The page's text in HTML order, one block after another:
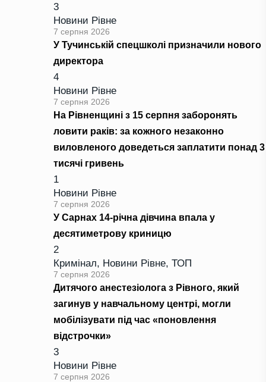
3
Новини Рівне
7 серпня 2026
У Тучинській спецшколі призначили нового
директора
4
Новини Рівне
7 серпня 2026
На Рівненщині з 15 серпня заборонять
ловити раків: за кожного незаконно
виловленого доведеться заплатити понад 3
тисячі гривень
1
Новини Рівне
7 серпня 2026
У Сарнах 14-річна дівчина впала у
десятиметрову криницю
2
Кримінал, Новини Рівне, ТОП
7 серпня 2026
Дитячого анестезіолога з Рівного, який
загинув у навчальному центрі, могли
мобілізувати під час «поновлення
відстрочки»
3
Новини Рівне
7 серпня 2026